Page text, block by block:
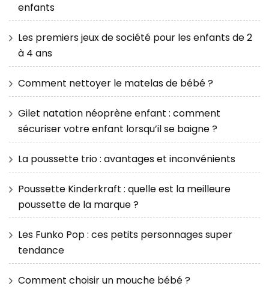
enfants
Les premiers jeux de société pour les enfants de 2
à 4 ans
Comment nettoyer le matelas de bébé ?
Gilet natation néoprène enfant : comment
sécuriser votre enfant lorsqu’il se baigne ?
La poussette trio : avantages et inconvénients
Poussette Kinderkraft : quelle est la meilleure
poussette de la marque ?
Les Funko Pop : ces petits personnages super
tendance
Comment choisir un mouche bébé ?